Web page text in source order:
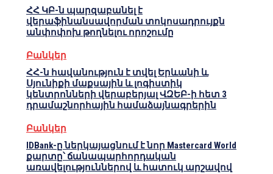
ՀՀ ԿԲ-ն պարզաբանել է
վերաֆինանսավորման տոկոսադրույքն
անփոփոխ թողնելու որոշումը
Բանկեր
ՀՀ-ն հավանություն է տվել Երևանի և
Սյունիքի մաքսային և լոգիստիկ
կենտրոնների վերաբերյալ ՎԶԵԲ-ի հետ 3
դրամաշնորհային համաձայնագրերին
Բանկեր
IDBank-ը ներկայացնում է նոր Mastercard World
քարտը՝ ճանապարհորդական
առավելություններով և հատուկ արշավով